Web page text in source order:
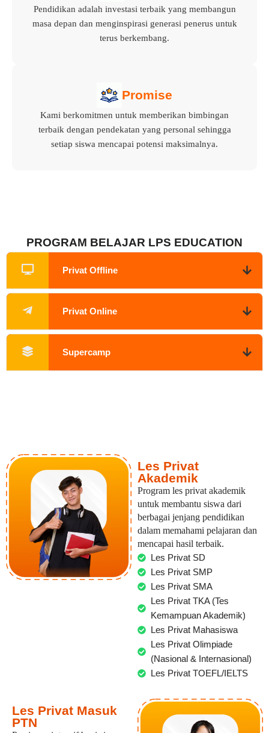
Pendidikan adalah investasi terbaik yang membangun
masa depan dan menginspirasi generasi penerus untuk
terus berkembang.
Promise
Kami berkomitmen untuk memberikan bimbingan
terbaik dengan pendekatan yang personal sehingga
setiap siswa mencapai potensi maksimalnya.
PROGRAM BELAJAR LPS EDUCATION
Privat Offline
Privat Online
Supercamp
Les Privat
Akademik
Program les privat akademik
untuk membantu siswa dari
berbagai jenjang pendidikan
dalam memahami pelajaran dan
mencapai hasil terbaik.
Les Privat SD
Les Privat SMP
Les Privat SMA
Les Privat TKA (Tes
Kemampuan Akademik)
Les Privat Mahasiswa
Les Privat Olimpiade
(Nasional & Internasional)
Les Privat TOEFL/IELTS
Les Privat Masuk
PTN